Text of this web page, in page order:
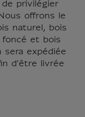
privilégier
offrons le
naturel, bois
foncé et bois
sera expédiée
d'être livrée